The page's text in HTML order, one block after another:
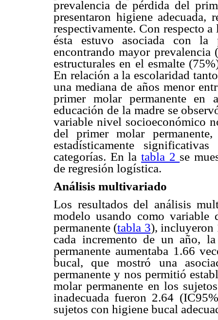
prevalencia de pérdida del
presentaron higiene
respectivamente. Con respecto
ésta estuvo asociada con la
encontrando mayor
estructurales en el esmalte
En relación a la escolaridad
una mediana de años menor
primer molar permanente en
educación de la madre se
variable nivel socioeconómico
del primer molar
estadísticamente
categorías. En la tabla 2 se
de regresión logística.
Análisis multivariado
Los resultados del análisis
modelo usando como variable
permanente (tabla 3), incluyeron
cada incremento de un año,
permanente aumentaba 1.66
bucal, que mostró una
permanente y nos permitió
molar permanente en los
inadecuada fueron 2.64
sujetos con higiene bucal